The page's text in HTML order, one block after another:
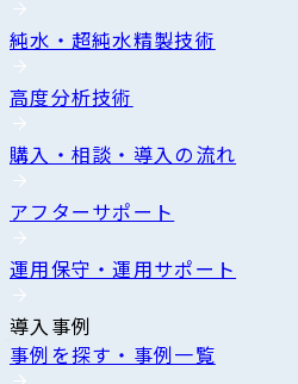
純水・超純水精製技術
高度分析技術
購入・相談・導入の流れ
アフターサポート
運用保守・運用サポート
導入事例
事例を探す・事例一覧